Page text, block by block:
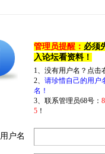
管理员提醒： 必须
入论坛看资料！
1、没有用户名？点
2、 请珍惜自己的用户
名！
3、联系管理员68号：
5 ！
用户名